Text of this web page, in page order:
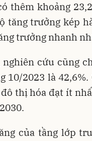
thêm khoảng
tăng trưởng kép
trưởng nhanh
nghiên cứu cũng
10/2023 là
thị hóa đạt ít
của tầng lớp